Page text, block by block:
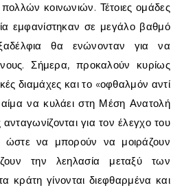
κοινωνιών. Τέτοιες ομάδες
εμφανίστηκαν σε μεγάλο βαθμό
θα ενώνονταν για να
Σήμερα, προκαλούν κυρίως
διαμάχες και το «οφθαλμόν αντί
να κυλάει στη Μέση Ανατολή
για τον έλεγχο του
ώστε να μπορούν να μοιράζουν
την λεηλασία μεταξύ των
κράτη γίνονται διεφθαρμένα και